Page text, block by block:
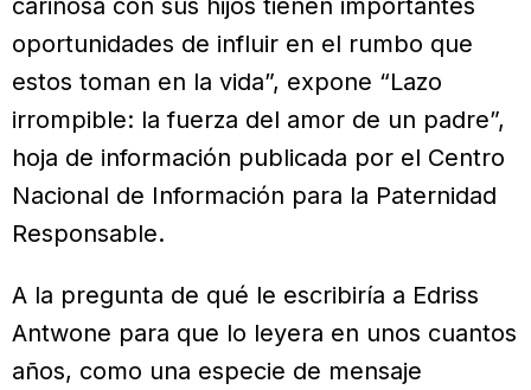
cariñosa con sus hijos tienen importantes
oportunidades de influir en el rumbo que
estos toman en la vida”, expone “Lazo
irrompible: la fuerza del amor de un padre”,
hoja de información publicada por el Centro
Nacional de Información para la Paternidad
Responsable.
A la pregunta de qué le escribiría a Edriss
Antwone para que lo leyera en unos cuantos
años, como una especie de mensaje